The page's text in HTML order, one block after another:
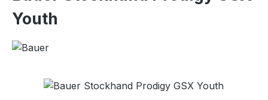
Youth
Bildergalerie überspringen